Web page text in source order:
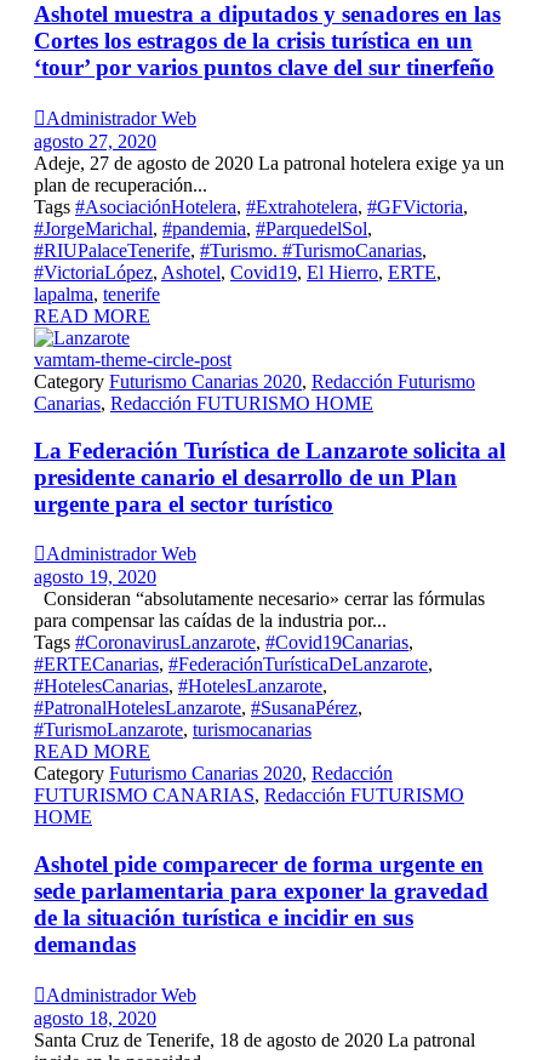
Ashotel muestra a diputados y senadores en las
Cortes los estragos de la crisis turística en un
‘tour’ por varios puntos clave del sur tinerfeño
Administrador Web
agosto 27, 2020
Adeje, 27 de agosto de 2020 La patronal hotelera exige ya un
plan de recuperación...
Tags #AsociaciónHotelera, #Extrahotelera, #GFVictoria,
#JorgeMarichal, #pandemia, #ParquedelSol,
#RIUPalaceTenerife, #Turismo. #TurismoCanarias,
#VictoriaLópez, Ashotel, Covid19, El Hierro, ERTE,
lapalma, tenerife
READ MORE
vamtam-theme-circle-post
Category Futurismo Canarias 2020, Redacción Futurismo
Canarias, Redacción FUTURISMO HOME
La Federación Turística de Lanzarote solicita al
presidente canario el desarrollo de un Plan
urgente para el sector turístico
Administrador Web
agosto 19, 2020
Consideran “absolutamente necesario» cerrar las fórmulas
para compensar las caídas de la industria por...
Tags #CoronavirusLanzarote, #Covid19Canarias,
#ERTECanarias, #FederaciónTurísticaDeLanzarote,
#HotelesCanarias, #HotelesLanzarote,
#PatronalHotelesLanzarote, #SusanaPérez,
#TurismoLanzarote, turismocanarias
READ MORE
Category Futurismo Canarias 2020, Redacción
FUTURISMO CANARIAS, Redacción FUTURISMO
HOME
Ashotel pide comparecer de forma urgente en
sede parlamentaria para exponer la gravedad
de la situación turística e incidir en sus
demandas
Administrador Web
agosto 18, 2020
Santa Cruz de Tenerife, 18 de agosto de 2020 La patronal